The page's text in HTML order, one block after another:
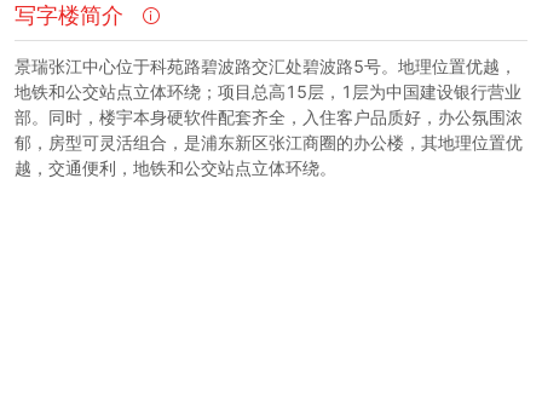
写字楼简介
景瑞张江中心位于科苑路碧波路交汇处碧波路5号。地理位置优越，
地铁和公交站点立体环绕；项目总高15层，1层为中国建设银行营业
部。同时，楼宇本身硬软件配套齐全，入住客户品质好，办公氛围浓
郁，房型可灵活组合，是浦东新区张江商圈的办公楼，其地理位置优
越，交通便利，地铁和公交站点立体环绕。